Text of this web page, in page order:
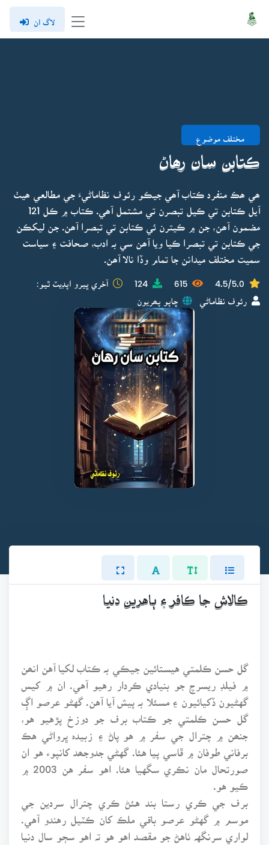
لاگ ان
مختلف موضوع
ڪتابن سان رھاڻ
ھي ھڪ منفرد ڪتاب آھي جيڪو رئوف نظاماڻيءَ جي مطالعي ھيٺ
آيل ڪتابن تي ڪيل تبصرن تي مشتمل آھي. ڪتاب ۾ ڪل 121
مضمون آھن، جن ۾ ڪيترن ئي ڪتابن تي تبصرا آھن. جن ليکڪن
جي ڪتابن تي تبصرا ڪيا ويا آھن سي بہ ادب، صحافت ۽ سياست
سميت مختلف ميدانن جا تمام وڏا نالا آھن.
4.5/5.0
615
124 آخري ڀيرو اپڊيٽ ٿيو:
رئوف نظاماڻي ڇاپو پھريون
ڪالاش جا ڪافر ۽ ٻاهرين دنيا
گل حسن ڪلمتي هيستائين جيڪي بہ ڪتاب لکيا آهن انھن
۾ فيلڊ ريسرچ جو بنيادي ڪردار رهيو آهي. ان ۾ کيس
گهڻيون ڏکيائيون ۽ مسئلا بہ پيش آيا آهن. گهڻو عرصو اڳ
گل حسن ڪلمتي جو ڪتاب برف جو دوزخ پڙهيو هو،
جنھن ۾ چترال جي سفر ۾ هو پاڻ ۽ زبيدہ ڀرواڻي هڪ
برفاني طوفان ۾ ڦاسي پيا هئا. گهڻي جدوجھد کانپوء هو ان
برف جي ڪري رستا بند هئڻ ڪري چترال سردين جي
موسم ۾ گهڻو عرصو باقي ملڪ کان ڪٽيل رهندو آهي.
لواري سرنگهہ ٺاهڻ جو مقصد اهو هو تہ اهو سڄو سال دنيا